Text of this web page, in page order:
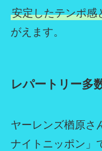
安定したテンポ感
がえます。
レパートリー多
ヤーレンズ楢原さ
ナイトニッポン」